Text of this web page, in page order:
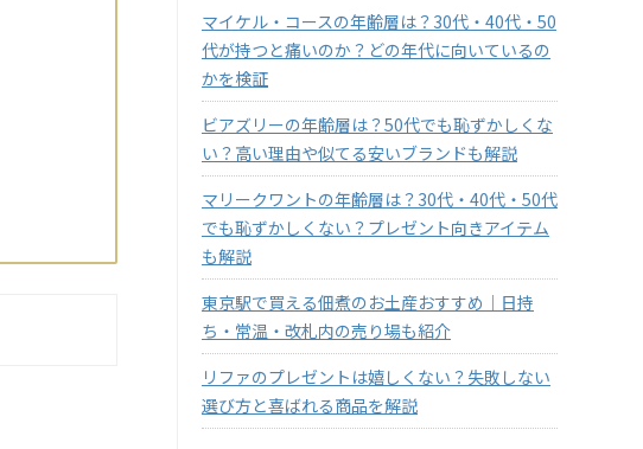
マイケル・コースの年齢層は？30代・40代・50
代が持つと痛いのか？どの年代に向いているの
かを検証
ビアズリーの年齢層は？50代でも恥ずかしくな
い？高い理由や似てる安いブランドも解説
マリークワントの年齢層は？30代・40代・50代
でも恥ずかしくない？プレゼント向きアイテム
も解説
東京駅で買える佃煮のお土産おすすめ｜日持
ち・常温・改札内の売り場も紹介
リファのプレゼントは嬉しくない？失敗しない
選び方と喜ばれる商品を解説